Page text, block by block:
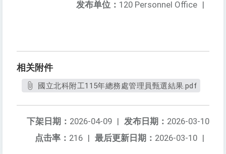
发布单位： 120 Personnel Office |
相关附件
國立北科附工115年總務處管理員甄選結果.pdf
发布日期： 2026-03-10
下架日期： 2026-04-09 |
最后更新日期： 2026-03-10 |
点击率： 216 |